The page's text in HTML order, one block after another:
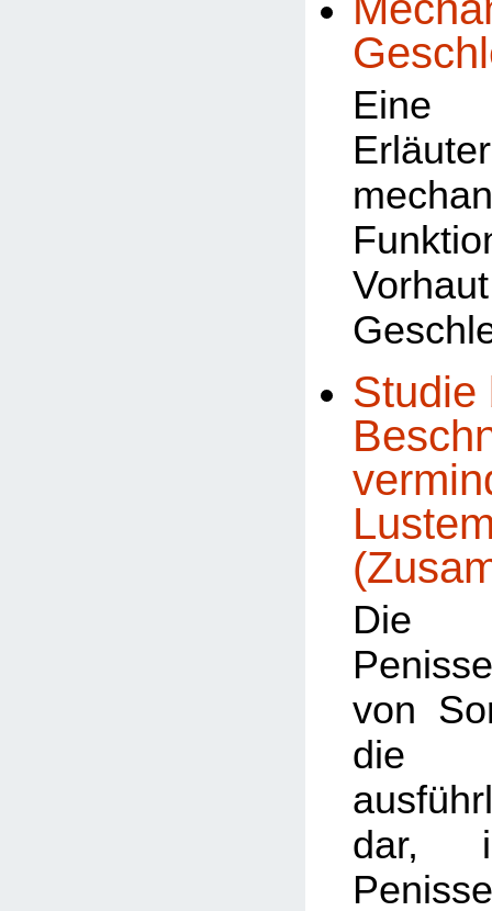
Eine
Studie
Die
von
die
dar,